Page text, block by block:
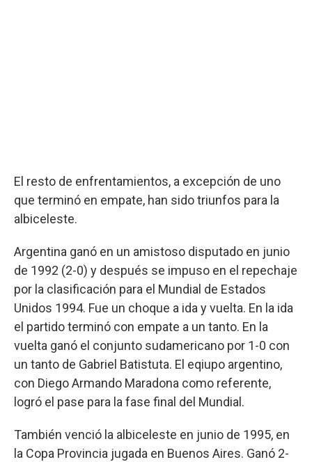
El resto de enfrentamientos, a excepción de uno
que terminó en empate, han sido triunfos para la
albiceleste.
Argentina ganó en un amistoso disputado en junio
de 1992 (2-0) y después se impuso en el repechaje
por la clasificación para el Mundial de Estados
Unidos 1994. Fue un choque a ida y vuelta. En la ida
el partido terminó con empate a un tanto. En la
vuelta ganó el conjunto sudamericano por 1-0 con
un tanto de Gabriel Batistuta. El eqiupo argentino,
con Diego Armando Maradona como referente,
logró el pase para la fase final del Mundial.
También venció la albiceleste en junio de 1995, en
la Copa Provincia jugada en Buenos Aires. Ganó 2-